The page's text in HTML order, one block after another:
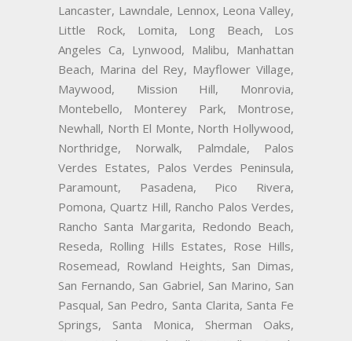
Lancaster, Lawndale, Lennox, Leona Valley,
Little Rock, Lomita, Long Beach, Los
Angeles Ca, Lynwood, Malibu, Manhattan
Beach, Marina del Rey, Mayflower Village,
Maywood, Mission Hill, Monrovia,
Montebello, Monterey Park, Montrose,
Newhall, North El Monte, North Hollywood,
Northridge, Norwalk, Palmdale, Palos
Verdes Estates, Palos Verdes Peninsula,
Paramount, Pasadena, Pico Rivera,
Pomona, Quartz Hill, Rancho Palos Verdes,
Rancho Santa Margarita, Redondo Beach,
Reseda, Rolling Hills Estates, Rose Hills,
Rosemead, Rowland Heights, San Dimas,
San Fernando, San Gabriel, San Marino, San
Pasqual, San Pedro, Santa Clarita, Santa Fe
Springs, Santa Monica, Sherman Oaks,